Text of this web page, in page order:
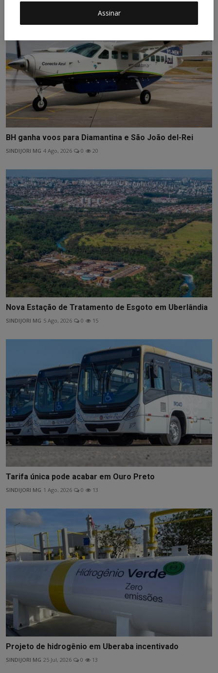
Assinar
BH ganha voos para Diamantina e São João del-Rei
SINDIJORI MG 4 Ago, 2026 0 20
Nova Estação de Tratamento de Esgoto em Uberlândia
SINDIJORI MG 5 Ago, 2026 0 15
Tarifa única pode acabar em Ouro Preto
SINDIJORI MG 1 Ago, 2026 0 13
Projeto de hidrogênio em Uberaba incentivado
SINDIJORI MG 25 Jul, 2026 0 13